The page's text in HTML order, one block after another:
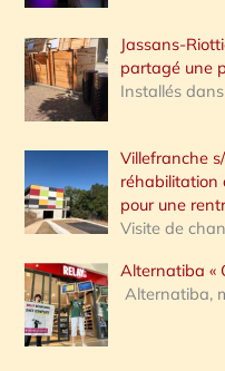
Jassans-
partagé une
Installés
Villefranche
réhabilitation
pour une
Visite de
Alternatiba «
Alternatiba,